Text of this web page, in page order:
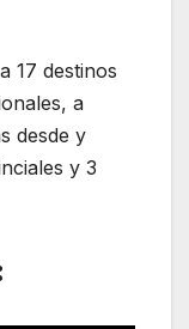
17 destinos
a
desde y
y 3